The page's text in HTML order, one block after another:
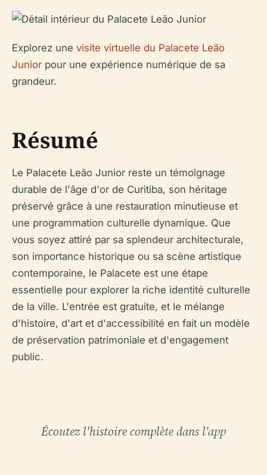
Explorez une visite virtuelle du Palacete Leão
Junior pour une expérience numérique de sa
grandeur.
Résumé
Le Palacete Leão Junior reste un témoignage
durable de l'âge d'or de Curitiba, son héritage
préservé grâce à une restauration minutieuse et
une programmation culturelle dynamique. Que
vous soyez attiré par sa splendeur architecturale,
son importance historique ou sa scène artistique
contemporaine, le Palacete est une étape
essentielle pour explorer la riche identité culturelle
de la ville. L'entrée est gratuite, et le mélange
d'histoire, d'art et d'accessibilité en fait un modèle
de préservation patrimoniale et d'engagement
public.
Écoutez l'histoire complète dans l'app